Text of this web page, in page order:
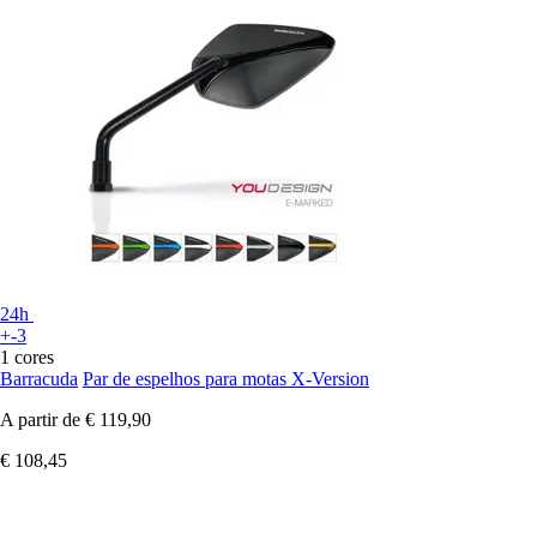
24h
+-3
1 cores
Barracuda Par de espelhos para motas X-Version
A partir de € 119,90
€ 108,45